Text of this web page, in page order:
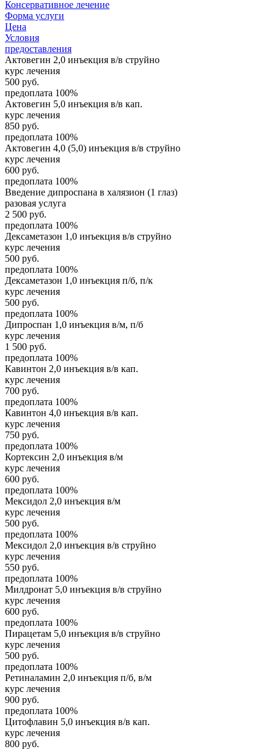
Консервативное лечение
Форма услуги
Цена
Условия
предоставления
Актовегин 2,0 инъекция в/в струйно
курс лечения
500 руб.
предоплата 100%
Актовегин 5,0 инъекция в/в кап.
курс лечения
850 руб.
предоплата 100%
Актовегин 4,0 (5,0) инъекция в/в струйно
курс лечения
600 руб.
предоплата 100%
Введение дипроспана в халязион (1 глаз)
разовая услуга
2 500 руб.
предоплата 100%
Дексаметазон 1,0 инъекция в/в струйно
курс лечения
500 руб.
предоплата 100%
Дексаметазон 1,0 инъекция п/б, п/к
курс лечения
500 руб.
предоплата 100%
Дипроспан 1,0 инъекция в/м, п/б
курс лечения
1 500 руб.
предоплата 100%
Кавинтон 2,0 инъекция в/в кап.
курс лечения
700 руб.
предоплата 100%
Кавинтон 4,0 инъекция в/в кап.
курс лечения
750 руб.
предоплата 100%
Кортексин 2,0 инъекция в/м
курс лечения
600 руб.
предоплата 100%
Мексидол 2,0 инъекция в/м
курс лечения
500 руб.
предоплата 100%
Мексидол 2,0 инъекция в/в струйно
курс лечения
550 руб.
предоплата 100%
Милдронат 5,0 инъекция в/в струйно
курс лечения
600 руб.
предоплата 100%
Пирацетам 5,0 инъекция в/в струйно
курс лечения
500 руб.
предоплата 100%
Ретиналамин 2,0 инъекция п/б, в/м
курс лечения
900 руб.
предоплата 100%
Цитофлавин 5,0 инъекция в/в кап.
курс лечения
800 руб.